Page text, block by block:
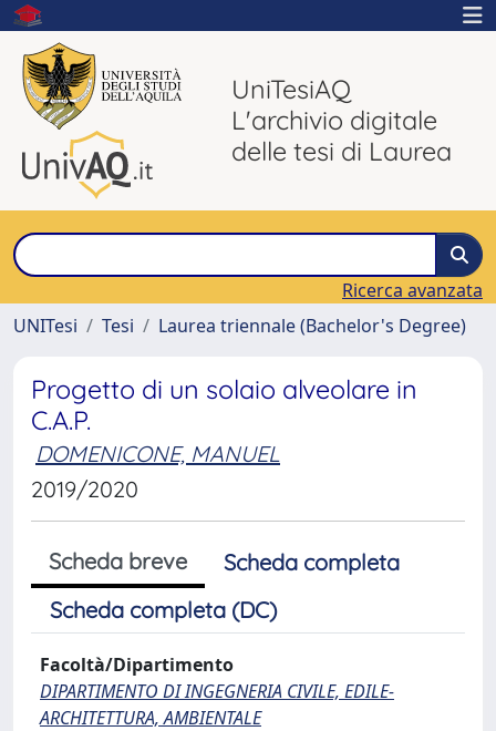
UniTesiAQ
L'archivio digitale
delle tesi di Laurea
Ricerca avanzata
UNITesi
Tesi Laurea triennale (Bachelor's Degree)
Progetto di un solaio alveolare in
C.A.P.
DOMENICONE, MANUEL
2019/2020
Scheda breve
Scheda completa
Scheda completa (DC)
Facoltà/Dipartimento
DIPARTIMENTO DI INGEGNERIA CIVILE, EDILE-
ARCHITETTURA, AMBIENTALE